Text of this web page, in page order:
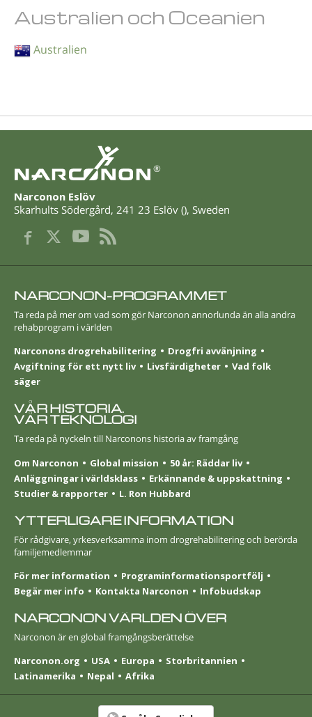
Australien och Oceanien
Australien
®
Narconon Eslöv
Skarhults Södergård, 241 23 Eslöv (), Sweden
NARCONON-PROGRAMMET
Ta reda på mer om vad som gör Narconon annorlunda än alla andra
rehabprogram i världen
Narconons drogrehabilitering
Drogfri avvänjning
Avgiftning för ett nytt liv
Livsfärdigheter
Vad folk
säger
VÅR HISTORIA.
VÅR TEKNOLOGI
Ta reda på nyckeln till Narconons historia av framgång
Om Narconon
Global mission
50 år: Räddar liv
Anläggningar i världsklass
Erkännande & uppskattning
Studier & rapporter
L. Ron Hubbard
YTTERLIGARE INFORMATION
För rådgivare, yrkesverksamma inom drogrehabilitering och berörda
familjemedlemmar
För mer information
Programinformationsportfölj
Begär mer info
Kontakta Narconon Infobudskap
NARCONON VÄRLDEN ÖVER
Narconon är en global framgångsberättelse
Narconon.org
USA Europa
Stor­britannien
Latinamerika
Nepal Afrika